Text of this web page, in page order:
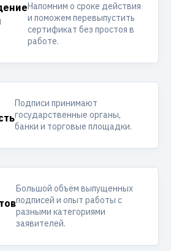
Напомним о сроке действия
и поможем перевыпустить
сертификат без простоя в
работе.
Подписи принимают
государственные органы,
банки и торговые площадки.
Большой объём выпущенных
подписей и опыт работы с
разными категориями
заявителей.